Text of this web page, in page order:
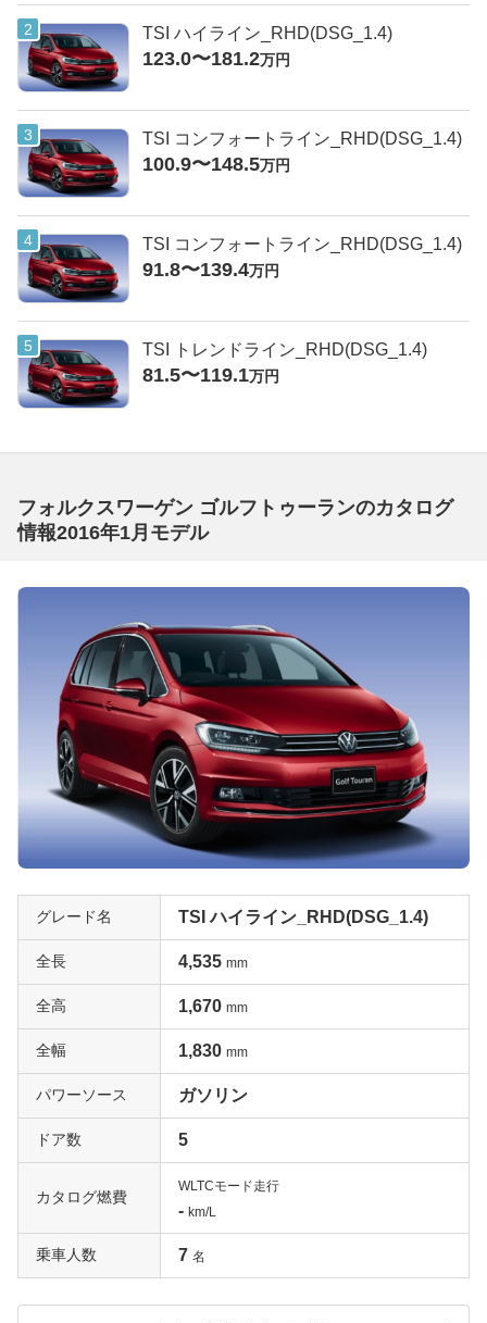
TSI ハイライン_RHD(DSG_1.4)
123.0〜181.2万円
TSI コンフォートライン_RHD(DSG_1.4)
100.9〜148.5万円
TSI コンフォートライン_RHD(DSG_1.4)
91.8〜139.4万円
TSI トレンドライン_RHD(DSG_1.4)
81.5〜119.1万円
フォルクスワーゲン ゴルフトゥーランのカタログ
情報2016年1月モデル
グレード名 TSI ハイライン_RHD(DSG_1.4)
全長 4,535 mm
全高 1,670 mm
全幅 1,830 mm
パワーソース ガソリン
ドア数 5
カタログ燃費
WLTCモード走行
- km/L
乗車人数 7 名